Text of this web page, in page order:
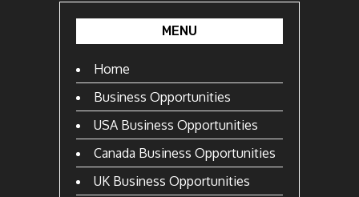
MENU
Home
Business Opportunities
USA Business Opportunities
Canada Business Opportunities
UK Business Opportunities